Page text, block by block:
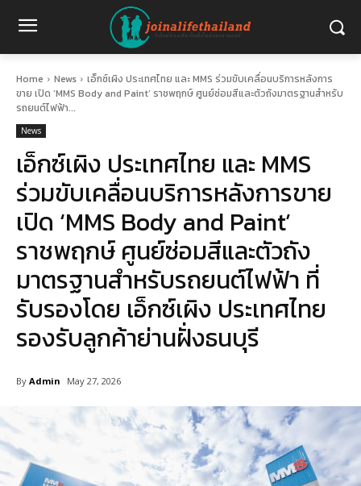
Home News
เอ็กซ์เผิง ประเทศไทย และ MMS ร่วมขับเคลื่อนบริการหลังการ
ขาย เปิด ‘MMS Body and Paint’ ราชพฤกษ์ ศูนย์ซ่อมสีและตัวถังมาตรฐานสำหรับ
รถยนต์ไฟฟ้า...
News
เอ็กซ์เผิง ประเทศไทย และ MMS
ร่วมขับเคลื่อนบริการหลังการขาย
เปิด ‘MMS Body and Paint’
ราชพฤกษ์ ศูนย์ซ่อมสีและตัวถัง
มาตรฐานสำหรับรถยนต์ไฟฟ้า ที่
รับรองโดย เอ็กซ์เผิง ประเทศไทย
รองรับลูกค้าย่านฝั่งธนบุรี
By Admin May 27, 2026